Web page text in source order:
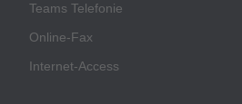
Teams Telefonie
Online-Fax
Internet-Access